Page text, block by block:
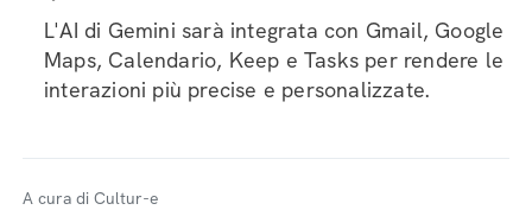
L'AI di Gemini sarà integrata con Gmail, Google
Maps, Calendario, Keep e Tasks per rendere le
interazioni più precise e personalizzate.
A cura di Cultur-e